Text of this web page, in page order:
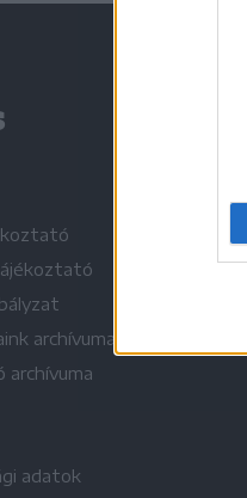
archívuma
archívuma
adatok